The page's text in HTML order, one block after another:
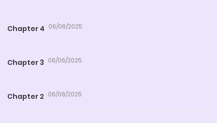
Chapter 4 06/06/2025
Chapter 3 06/06/2025
Chapter 2 06/06/2025